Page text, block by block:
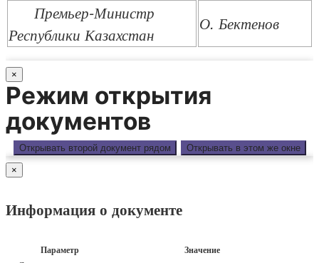
Премьер-Министр
Республики Казахстан
О. Бектенов
×
Режим открытия
документов
Открывать второй документ рядом Открывать в этом же окне
×
Информация о документе
Параметр Значение